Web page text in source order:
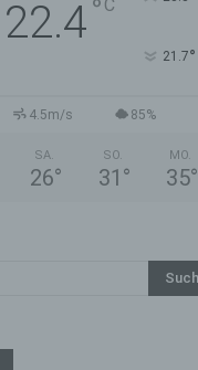
22.4° C
21.7°
4.5m/s 85%
SA.
26°
SO.
31 °
MO.
35°